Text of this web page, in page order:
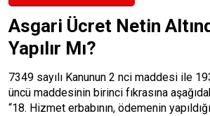
Asgari Ücret Netin
Yapılır Mı?
7349 sayılı Kanunun 2 nci maddesi ile
üncü maddesinin birinci fıkrasına
“18. Hizmet erbabının, ödemenin